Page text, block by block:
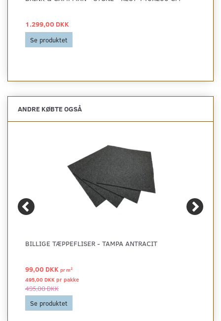
1.299,00 DKK
Se produktet
ANDRE KØBTE OGSÅ
BILLIGE TÆPPEFLISER - TAMPA ANTRACIT
99,00 DKK prm2
495,00 DKK pr pakke
495,00 DKK
Se produktet